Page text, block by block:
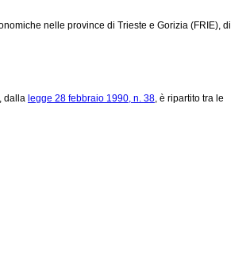
nelle province di Trieste e Gorizia (FRIE), di
dalla legge 28 febbraio 1990, n. 38, è ripartito tra le